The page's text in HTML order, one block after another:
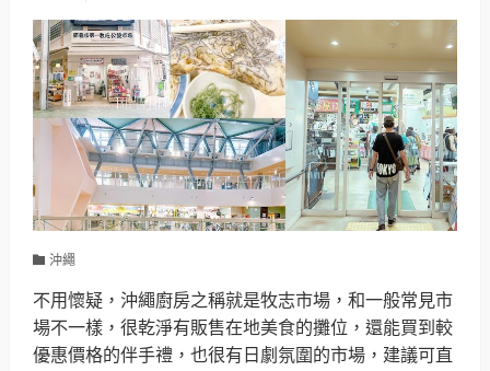
沖繩
不用懷疑，沖繩廚房之稱就是牧志市場，和一般常見市
場不一樣，很乾淨有販售在地美食的攤位，還能買到較
優惠價格的伴手禮，也很有日劇氛圍的市場，建議可直